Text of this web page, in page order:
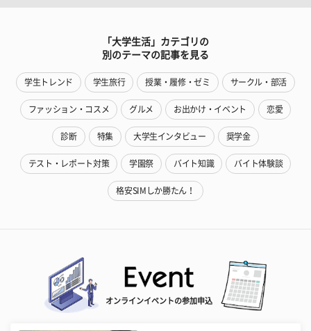
「大学生活」カテゴリの
別のテーマの記事を見る
学生トレンド 学生旅行 授業・履修・ゼミ サークル・部活
ファッション・コスメ グルメ お出かけ・イベント 恋愛
診断 特集 大学生インタビュー 奨学金
テスト・レポート対策 学園祭 バイト知識 バイト体験談
格安SIMしか勝たん！
オンラインイベントの参加申込